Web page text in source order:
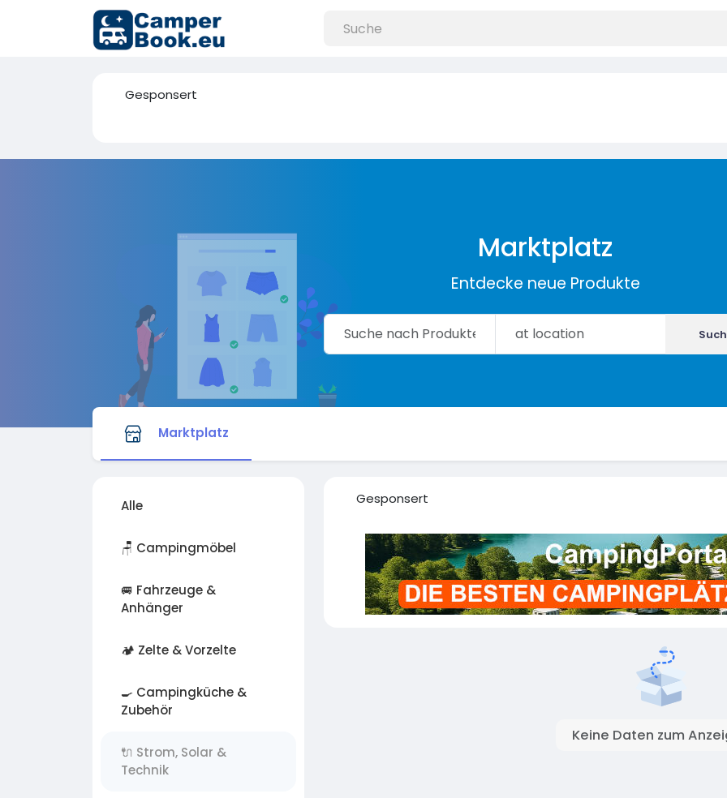
Gesponsert
Marktplatz
Entdecke neue Produkte
Marktplatz
Alle
🪑 Campingmöbel
🚐 Fahrzeuge &
Anhänger
🏕️ Zelte & Vorzelte
🍳 Campingküche &
Zubehör
🔌 Strom, Solar &
Technik
Gesponsert
Keine Daten zum